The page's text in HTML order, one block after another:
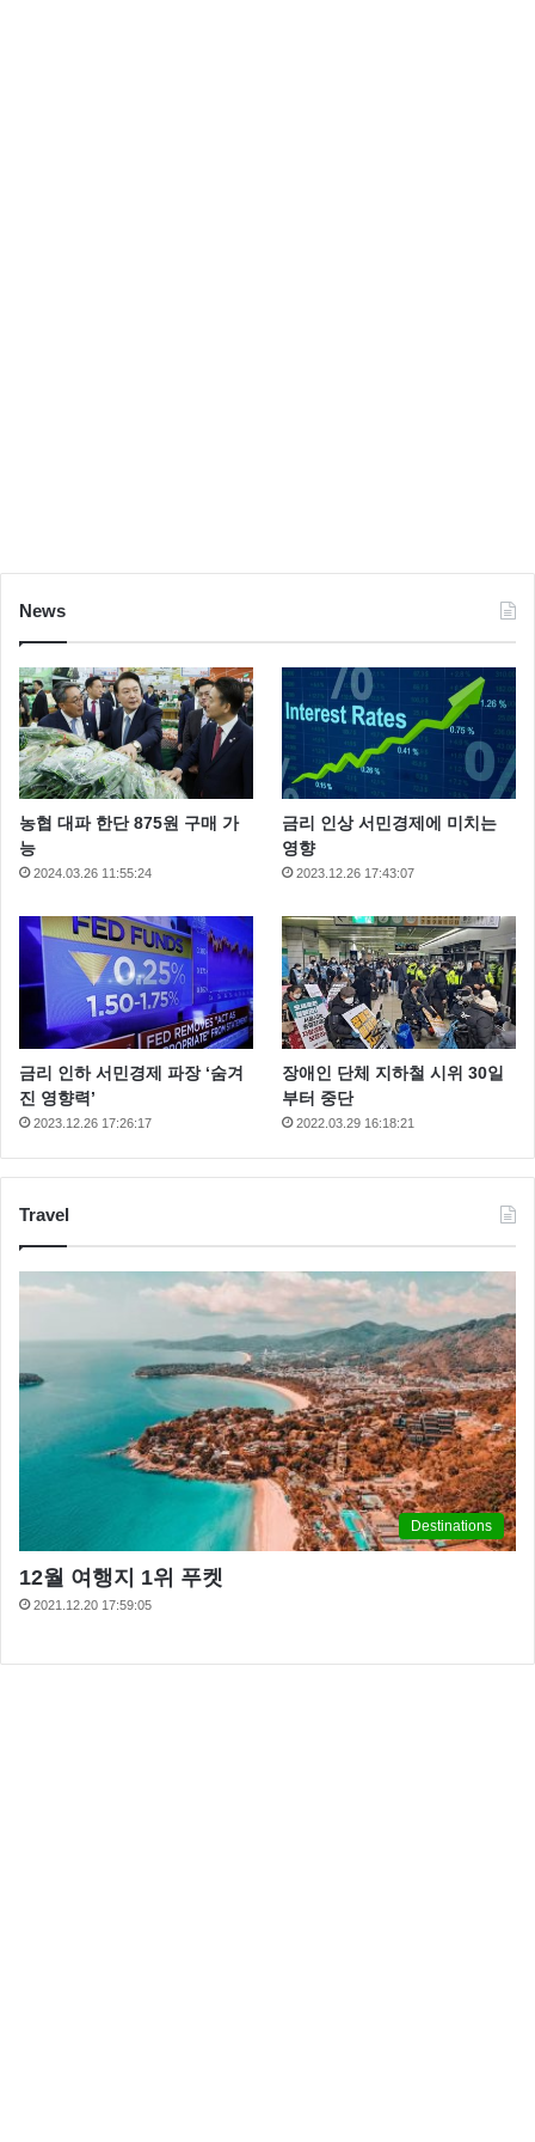
News
농협 대파 한단 875원 구매 가
능
2024.03.26 11:55:24
금리 인상 서민경제에 미치는
영향
2023.12.26 17:43:07
금리 인하 서민경제 파장 ‘숨겨
진 영향력’
2023.12.26 17:26:17
장애인 단체 지하철 시위 30일
부터 중단
2022.03.29 16:18:21
Travel
Destinations
12월 여행지 1위 푸켓
2021.12.20 17:59:05